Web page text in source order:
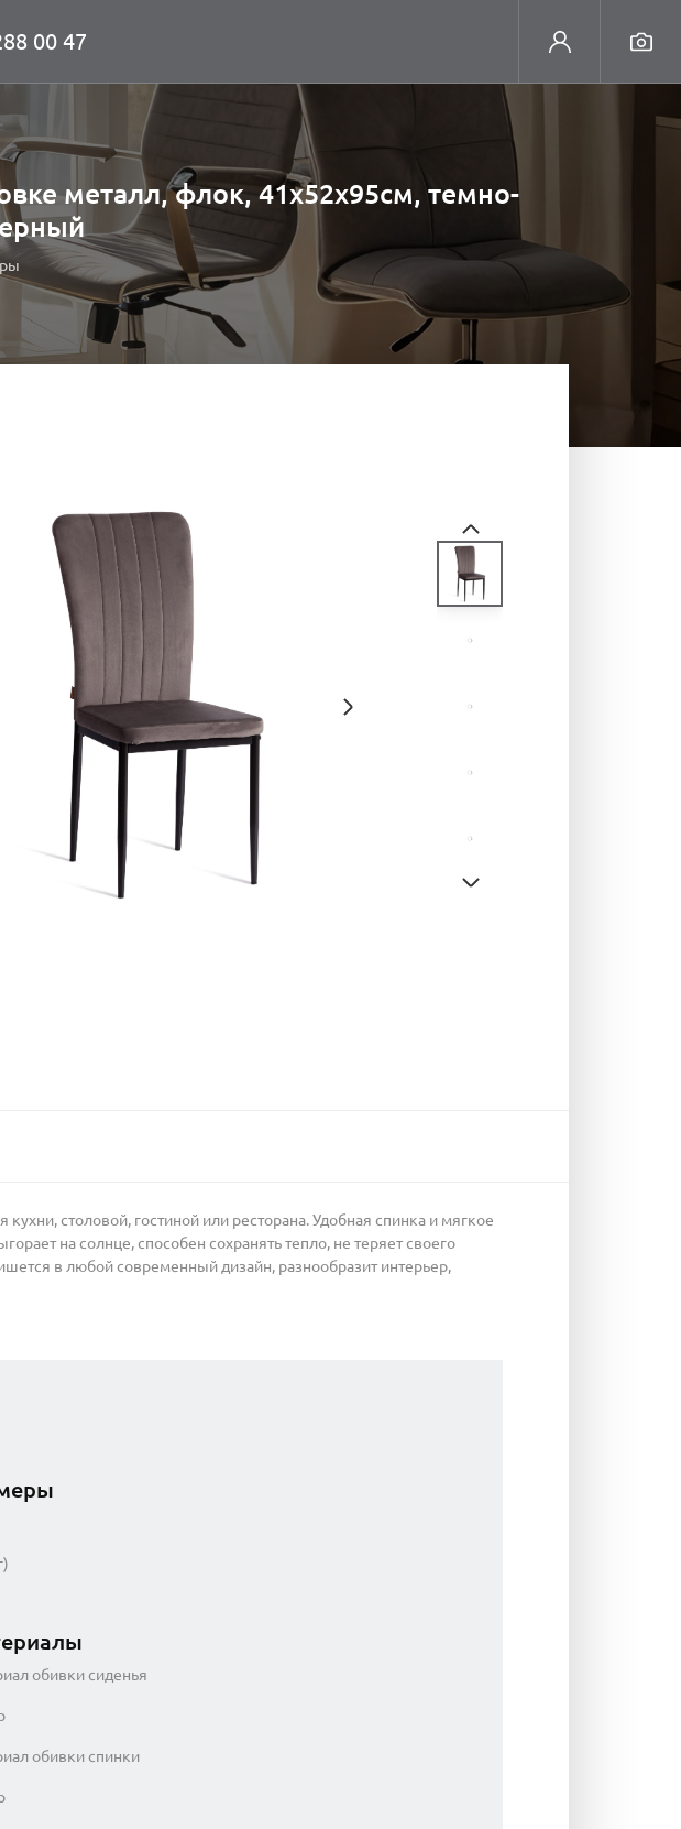
00 47
металл, флок, 41х52х95см, темно-
столовой, гостиной или ресторана. Удобная спинка и мягкое
на солнце, способен сохранять тепло, не теряет своего
в любой современный дизайн, разнообразит интерьер,
обивки сиденья
обивки спинки